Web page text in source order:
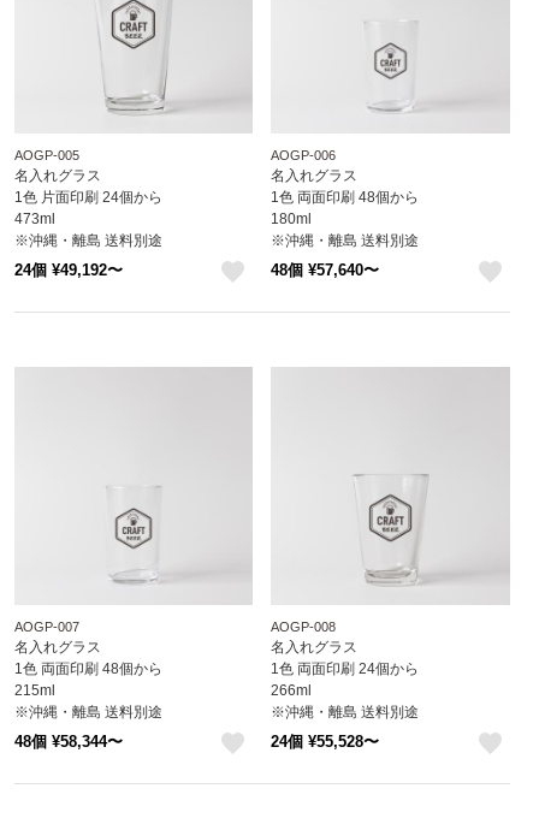
AOGP-005
名入れグラス
1色 片面印刷 24個から
473ml
※沖縄・離島 送料別途
24個 ¥49,192〜
AOGP-006
名入れグラス
1色 両面印刷 48個から
180ml
※沖縄・離島 送料別途
48個 ¥57,640〜
AOGP-007
名入れグラス
1色 両面印刷 48個から
215ml
※沖縄・離島 送料別途
48個 ¥58,344〜
AOGP-008
名入れグラス
1色 両面印刷 24個から
266ml
※沖縄・離島 送料別途
24個 ¥55,528〜